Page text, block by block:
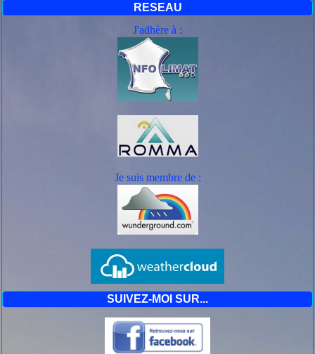
RESEAU
J'adhère à :
Je suis membre de :
SUIVEZ-MOI SUR...